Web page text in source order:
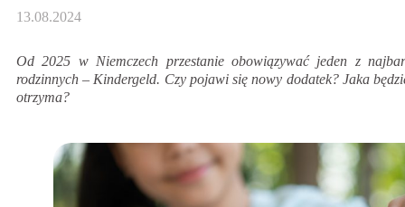
13.08.2024
Od 2025 w Niemczech przestanie obowiązywać jeden z
rodzinnych – Kindergeld. Czy pojawi się nowy dodatek? Jaka
otrzyma?